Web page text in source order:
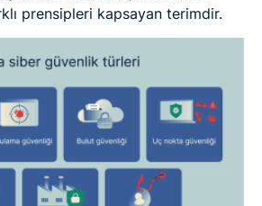
prensipleri kapsayan terimdir.